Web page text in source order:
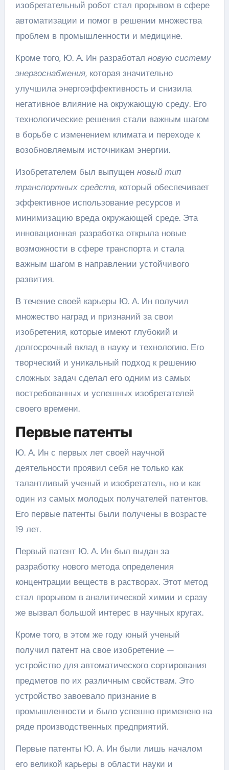
изобретательный робот стал прорывом в сфере
автоматизации и помог в решении множества
проблем в промышленности и медицине.
Кроме того, Ю. А. Ин разработал новую систему
энергоснабжения, которая значительно
улучшила энергоэффективность и снизила
негативное влияние на окружающую среду. Его
технологические решения стали важным шагом
в борьбе с изменением климата и переходе к
возобновляемым источникам энергии.
Изобретателем был выпущен новый тип
транспортных средств, который обеспечивает
эффективное использование ресурсов и
минимизацию вреда окружающей среде. Эта
инновационная разработка открыла новые
возможности в сфере транспорта и стала
важным шагом в направлении устойчивого
развития.
В течение своей карьеры Ю. А. Ин получил
множество наград и признаний за свои
изобретения, которые имеют глубокий и
долгосрочный вклад в науку и технологию. Его
творческий и уникальный подход к решению
сложных задач сделал его одним из самых
востребованных и успешных изобретателей
своего времени.
Первые патенты
Ю. А. Ин с первых лет своей научной
деятельности проявил себя не только как
талантливый ученый и изобретатель, но и как
один из самых молодых получателей патентов.
Его первые патенты были получены в возрасте
19 лет.
Первый патент Ю. А. Ин был выдан за
разработку нового метода определения
концентрации веществ в растворах. Этот метод
стал прорывом в аналитической химии и сразу
же вызвал большой интерес в научных кругах.
Кроме того, в этом же году юный ученый
получил патент на свое изобретение —
устройство для автоматического сортирования
предметов по их различным свойствам. Это
устройство завоевало признание в
промышленности и было успешно применено на
ряде производственных предприятий.
Первые патенты Ю. А. Ин были лишь началом
его великой карьеры в области науки и